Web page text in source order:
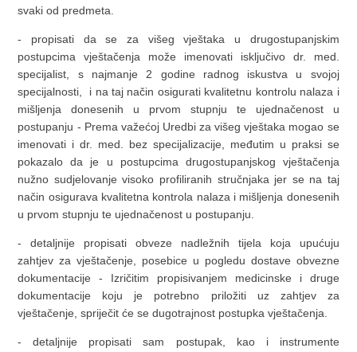
svaki od predmeta.
- propisati da se za višeg vještaka u drugostupanjskim
postupcima vještačenja može imenovati isključivo dr. med.
specijalist, s najmanje 2 godine radnog iskustva u svojoj
specijalnosti, i na taj način osigurati kvalitetnu kontrolu nalaza i
mišljenja donesenih u prvom stupnju te ujednačenost u
postupanju - Prema važećoj Uredbi za višeg vještaka mogao se
imenovati i dr. med. bez specijalizacije, međutim u praksi se
pokazalo da je u postupcima drugostupanjskog vještačenja
nužno sudjelovanje visoko profiliranih stručnjaka jer se na taj
način osigurava kvalitetna kontrola nalaza i mišljenja donesenih
u prvom stupnju te ujednačenost u postupanju.
- detaljnije propisati obveze nadležnih tijela koja upućuju
zahtjev za vještačenje, posebice u pogledu dostave obvezne
dokumentacije - Izričitim propisivanjem medicinske i druge
dokumentacije koju je potrebno priložiti uz zahtjev za
vještačenje, spriječit će se dugotrajnost postupka vještačenja.
- detaljnije propisati sam postupak, kao i instrumente